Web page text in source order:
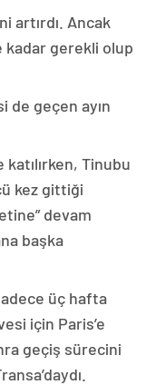
artırdı. Ancak
kadar gerekli olup
de geçen ayın
Tinubu
kez gittiği
devam
başka
üç hafta
için Paris’e
geçiş sürecini